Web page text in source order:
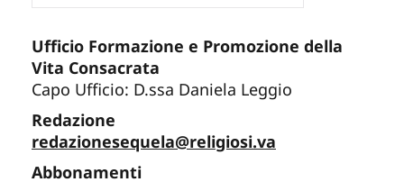
Ufficio Formazione e Promozione della
Vita Consacrata
Capo Ufficio: D.ssa Daniela Leggio
Redazione
redazionesequela@religiosi.va
Abbonamenti